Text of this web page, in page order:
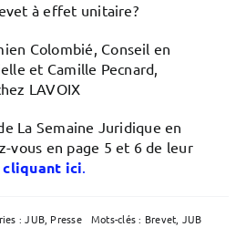
à effet unitaire?
Colombié, Conseil en
et Camille Pecnard,
LAVOIX
La Semaine Juridique en
vous en page 5 et 6 de leur
cliquant ici.
:JUB Presse Mots-clés : Brevet JUB